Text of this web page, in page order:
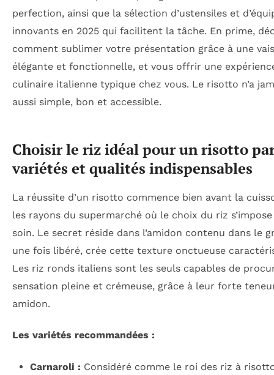
perfection, ainsi que la sélection d’ustensiles et
innovants en 2025 qui facilitent la tâche. En prime,
comment sublimer votre présentation grâce à une
élégante et fonctionnelle, et vous offrir une
culinaire italienne typique chez vous. Le risotto n’a
aussi simple, bon et accessible.
Choisir le riz idéal pour un risotto
variétés et qualités indispensables
La réussite d’un risotto commence bien avant la
les rayons du supermarché où le choix du riz s’impose
soin. Le secret réside dans l’amidon contenu dans le
une fois libéré, crée cette texture onctueuse
Les riz ronds italiens sont les seuls capables de
sensation pleine et crémeuse, grâce à leur forte
amidon.
Les variétés recommandées :
Carnaroli : Considéré comme le roi des riz à